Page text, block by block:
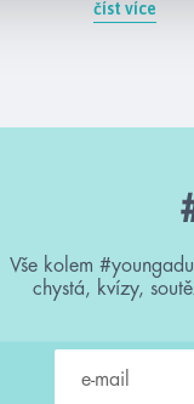
číst více
Vše kolem
chystá, kvízy,